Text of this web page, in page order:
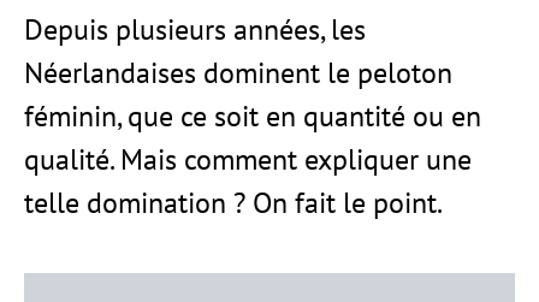
Depuis plusieurs années, les
Néerlandaises dominent le peloton
féminin, que ce soit en quantité ou en
qualité. Mais comment expliquer une
telle domination ? On fait le point.